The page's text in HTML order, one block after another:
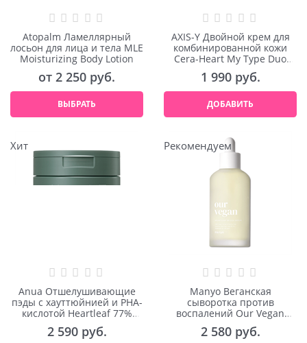
Atopalm Ламеллярный
лосьон для лица и тела MLE
Moisturizing Body Lotion
от 2 250 руб.
ВЫБРАТЬ
AXIS-Y Двойной крем для
комбинированной кожи
Cera-Heart My Type Duo
Cream 60ml
1 990 руб.
ДОБАВИТЬ
Хит
Anua Отшелушивающие
пэды с хауттюйнией и PHA-
кислотой Heartleaf 77%
Clear Pad 70шт
2 590 руб.
Рекомендуем
Manyo Веганская
сыворотка против
воспалений Our Vegan
Heartleaf 98 Cica Serum
100ml
2 580 руб.